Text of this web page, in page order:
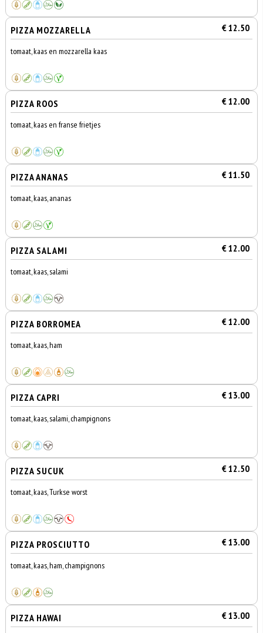
PIZZA MOZZARELLA € 12.50
tomaat, kaas en mozzarella kaas
PIZZA ROOS € 12.00
tomaat, kaas en franse frietjes
PIZZA ANANAS € 11.50
tomaat, kaas, ananas
PIZZA SALAMI € 12.00
tomaat, kaas, salami
PIZZA BORROMEA € 12.00
tomaat, kaas, ham
PIZZA CAPRI € 13.00
tomaat, kaas, salami, champignons
PIZZA SUCUK € 12.50
tomaat, kaas, Turkse worst
PIZZA PROSCIUTTO € 13.00
tomaat, kaas, ham, champignons
PIZZA HAWAI € 13.00